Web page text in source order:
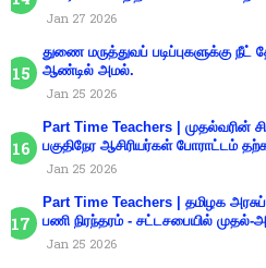
Jan 27 2026
துணை மருத்துவப் படிப்புகளுக்கு நீட்
ஆண்டில் அமல்.
Jan 25 2026
Part Time Teachers | முதல்வரின்
பகுதிநேர ஆசிரியர்கள் போராட்டம்
Jan 25 2026
Part Time Teachers | தமிழக
பணி நிரந்தரம் - சட்டசபையில் முதல்-
Jan 25 2026